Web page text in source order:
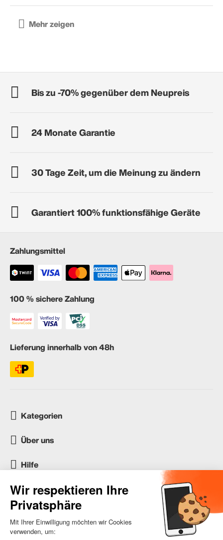
Bis zu -70% gegenüber dem Neupreis
24 Monate Garantie
30 Tage Zeit, um die Meinung zu ändern
Garantiert 100% funktionsfähige Geräte
Zahlungsmittel
100 % sichere Zahlung
Lieferung innerhalb von 48h
Kategorien
Über uns
Hilfe
Kundenservice
occasion.migros.mobile@recommerce.com
Montag-Freitag 08:00-17:00